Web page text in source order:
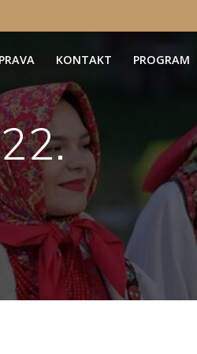
KONTAKT PROGRAM